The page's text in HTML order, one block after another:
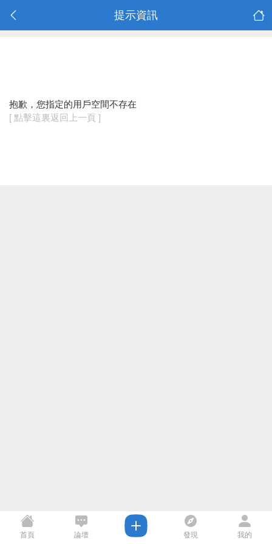
提示資訊
抱歉，您指定的用戶空間不存在
[ 點擊這裏返回上一頁 ]
首頁 論壇 發現 我的